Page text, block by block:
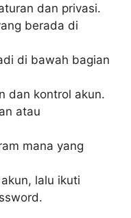
dan privasi.
berada di
di bawah bagian
dan kontrol akun.
atau
mana yang
lalu ikuti